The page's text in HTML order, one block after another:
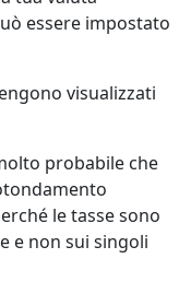
essere impostato
visualizzati
probabile che
le tasse sono
e non sui singoli